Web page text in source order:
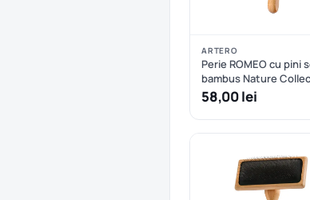
ARTERO
Perie ROMEO cu pini
bambus Nature
ARTERO - S
58,00 lei